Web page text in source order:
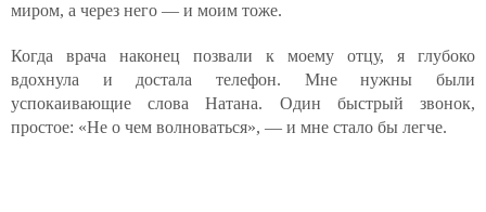
миром, а через него — и моим тоже.
Когда врача наконец позвали к моему отцу, я глубоко
вдохнула и достала телефон. Мне нужны были
успокаивающие слова Натана. Один быстрый звонок,
простое: «Не о чем волноваться», — и мне стало бы легче.